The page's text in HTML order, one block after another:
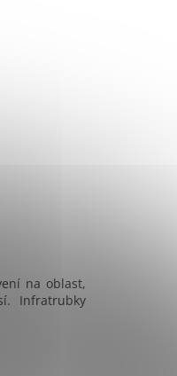
na oblast,
Infratrubky